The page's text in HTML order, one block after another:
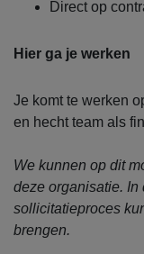
Direct op
Hier ga je werken
Je komt te werken
en hecht team als
We kunnen op dit
deze organisatie. In
sollicitatieproces
brengen.